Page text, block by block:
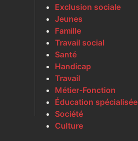
Exclusion sociale
Jeunes
Famille
Travail social
Santé
Handicap
Travail
Métier-Fonction
Éducation spécialisée
Société
Culture